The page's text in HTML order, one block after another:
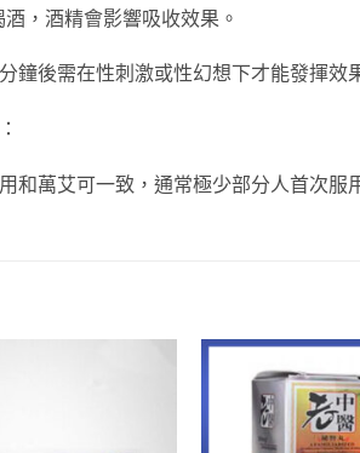
，酒精會影響吸收效果。
鐘後需在性刺激或性幻想下才能發揮效
和萬艾可一致，通常極少部分人首次